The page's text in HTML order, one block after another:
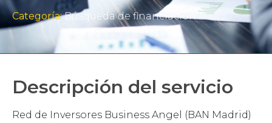
Categoría:Búsqueda de financiación
Descripción del servicio
Red de Inversores Business Angel (BAN Madrid)